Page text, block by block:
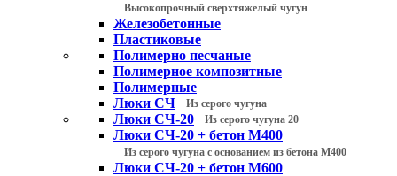
Высокопрочный сверхтяжелый чугун
Железобетонные
Пластиковые
Полимерно песчаные
Полимерное композитные
Полимерные
Люки СЧ
Из серого чугуна
Люки СЧ-20 Из серого чугуна 20
Люки СЧ-20 + бетон М400
Из серого чугуна с основанием из бетона М400
Люки СЧ-20 + бетон М600